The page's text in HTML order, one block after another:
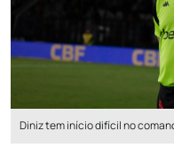
Diniz tem início difícil no